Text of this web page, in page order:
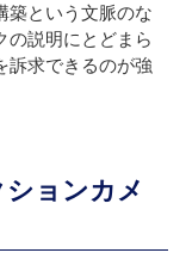
築という文脈のな
の説明にとどまら
訴求できるのが強
ョンカメ